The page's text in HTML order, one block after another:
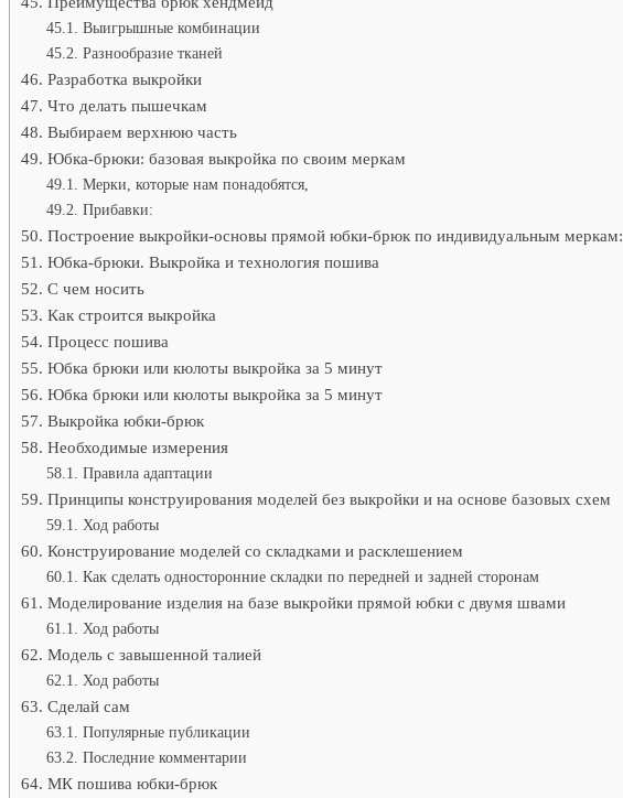
Выигрышные комбинации
Разнообразие тканей
Разработка выкройки
Что делать пышечкам
Выбираем верхнюю часть
Юбка-брюки: базовая выкройка по своим меркам
Мерки, которые нам понадобятся,
Прибавки:
Построение выкройки-основы прямой юбки-брюк по индивидуальным меркам:
Юбка-брюки. Выкройка и технология пошива
С чем носить
Как строится выкройка
Процесс пошива
Юбка брюки или кюлоты выкройка за 5 минут
Юбка брюки или кюлоты выкройка за 5 минут
Выкройка юбки-брюк
Необходимые измерения
Правила адаптации
Принципы конструирования моделей без выкройки и на основе базовых схем
Ход работы
Конструирование моделей со складками и расклешением
Как сделать односторонние складки по передней и задней сторонам
Моделирование изделия на базе выкройки прямой юбки с двумя швами
Ход работы
Модель с завышенной талией
Ход работы
Сделай сам
Популярные публикации
Последние комментарии
МК пошива юбки-брюк